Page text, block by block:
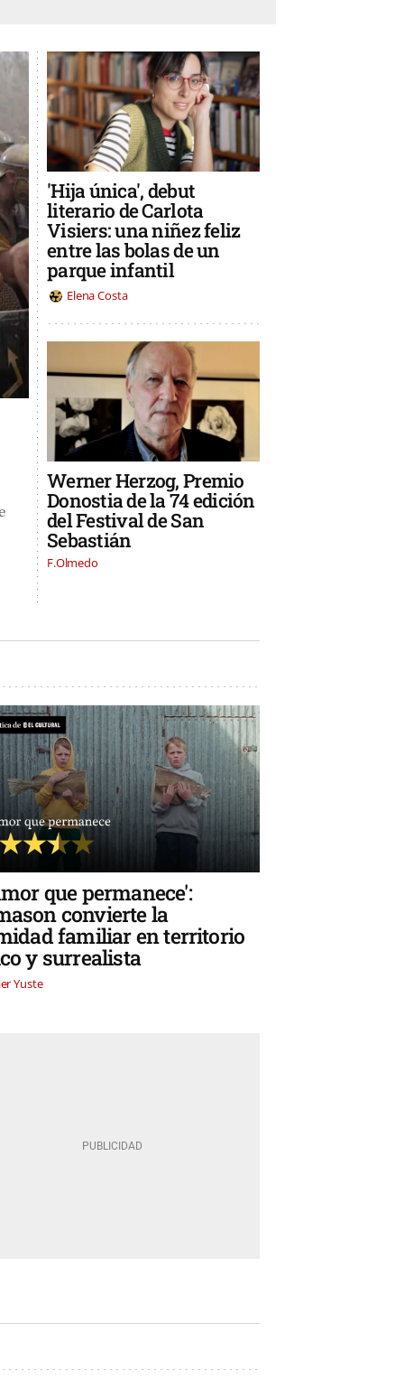
'Hija única', debut
literario de Carlota
Visiers: una niñez feliz
entre las bolas de un
parque infantil
Elena Costa
Werner Herzog, Premio
Donostia de la 74 edición
del Festival de San
Sebastián
F.Olmedo
que permanece':
convierte la
familiar en territorio
y surrealista
Yuste